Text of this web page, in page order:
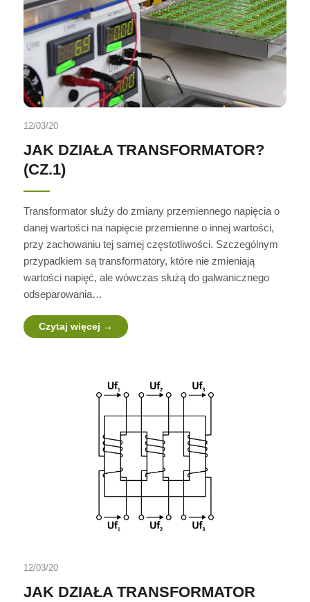
12/03/20
JAK DZIAŁA TRANSFORMATOR?
(CZ.1)
Transformator służy do zmiany przemiennego napięcia o
danej wartości na napięcie przemienne o innej wartości,
przy zachowaniu tej samej częstotliwości. Szczególnym
przypadkiem są transformatory, które nie zmieniają
wartości napięć, ale wówczas służą do galwanicznego
odseparowania…
Czytaj więcej
12/03/20
JAK DZIAŁA TRANSFORMATOR